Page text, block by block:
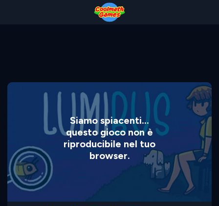
Siamo spiacenti...
questo gioco non è
riproducibile nel tuo
browser.